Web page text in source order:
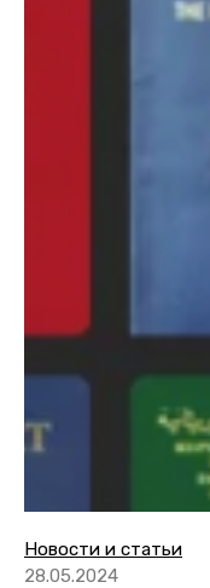
Новости и статьи
28.05.2024